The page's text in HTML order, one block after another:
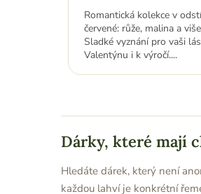
Romantická kolekce v
červené: růže, malina a
Sladké vyznání pro vaši
Valentýnu i k výročí....
Dárky, které mají
Hledáte dárek, který není
každou lahví je konkrétní